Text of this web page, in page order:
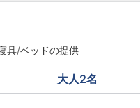
具/ベッドの提供
大人2名